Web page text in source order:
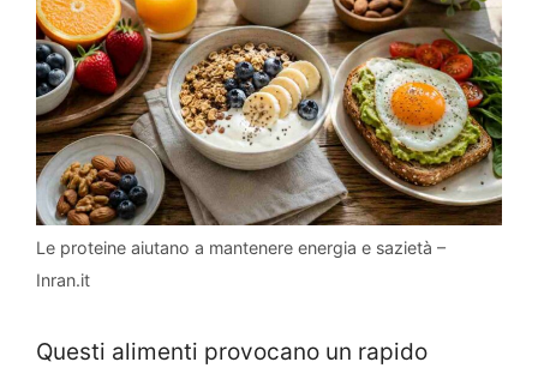
Le proteine aiutano a mantenere energia e sazietà –
Inran.it
Questi alimenti provocano un rapido